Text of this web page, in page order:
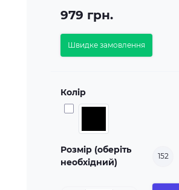
979 грн.
Швидке замовлення
Колір
Розмір (оберіть
необхідний)
152